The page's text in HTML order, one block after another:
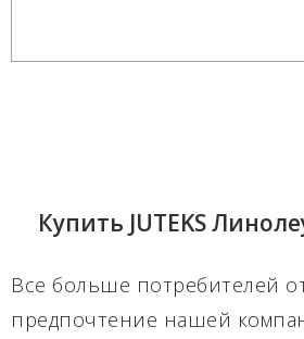
Купить JUTEKS
Все больше потребителей
предпочтение нашей